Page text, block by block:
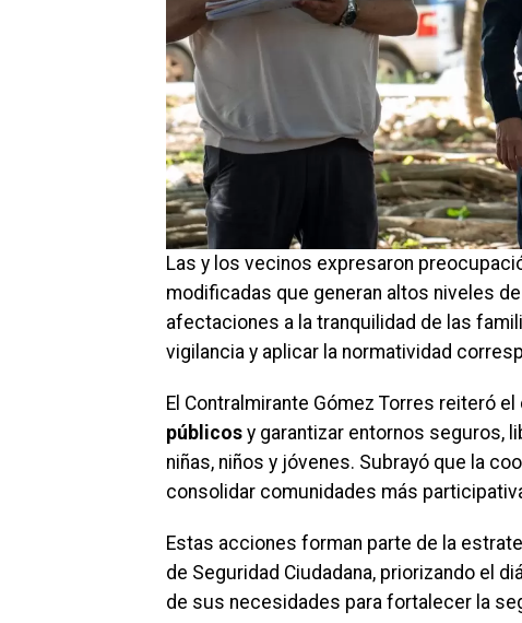
Las y los vecinos expresaron
modificadas que generan altos niveles
afectaciones a la tranquilidad de las
vigilancia y aplicar la normatividad
El Contralmirante Gómez Torres reiteró
públicos y garantizar entornos seguros,
niñas, niños y jóvenes. Subrayó que la
consolidar comunidades más
Estas acciones forman parte de la
de Seguridad Ciudadana, priorizando el
de sus necesidades para fortalecer la